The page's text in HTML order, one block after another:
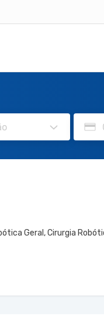
Geral, Cirurgia